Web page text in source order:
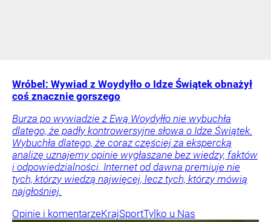
Wróbel: Wywiad z Woydyłło o Idze Świątek obnażył
coś znacznie gorszego
Burza po wywiadzie z Ewą Woydyłło nie wybuchła
dlatego, że padły kontrowersyjne słowa o Idze Świątek.
Wybuchła dlatego, że coraz częściej za ekspercką
analizę uznajemy opinie wygłaszane bez wiedzy, faktów
i odpowiedzialności. Internet od dawna premiuje nie
tych, którzy wiedzą najwięcej, lecz tych, którzy mówią
najgłośniej.
Opinie i komentarzeKrajSportTylko u Nas